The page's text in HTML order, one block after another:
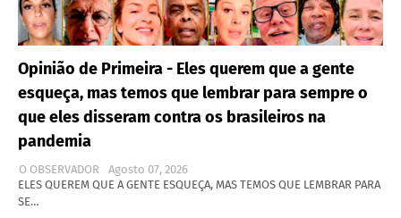
Opinião de Primeira - Eles querem que a gente
esqueça, mas temos que lembrar para sempre o
que eles disseram contra os brasileiros na
pandemia
O OBSERVADOR
Agosto 07, 2026
ELES QUEREM QUE A GENTE ESQUEÇA, MAS TEMOS QUE LEMBRAR PARA
SE…